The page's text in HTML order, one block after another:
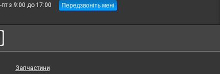
пт з 9:00 до 17:00 Передзвоніть мені
Запчастини